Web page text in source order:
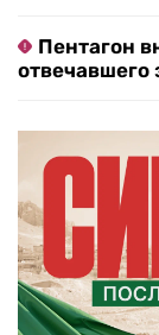
Пентагон
отвечавшего